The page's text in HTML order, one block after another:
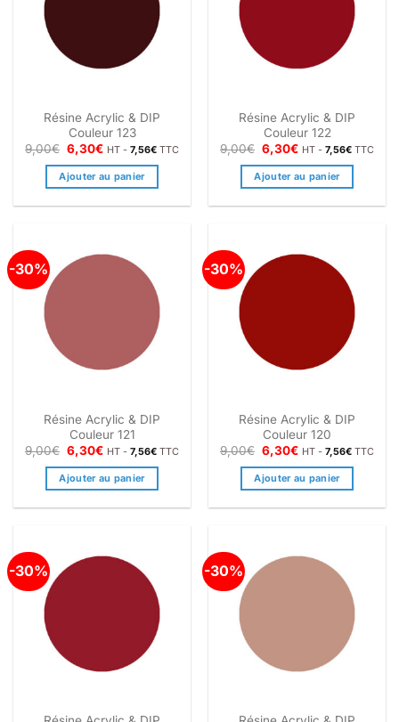
Résine Acrylic & DIP
Couleur 123
9,00€ Le
prix
initial
était :
6,30€Le
actuel
est :
HT -7,56€ TTC
Ajouter au panier
Résine Acrylic & DIP
Couleur 122
9,00€ Le
prix
initial
était :
6,30€Le
actuel
est :
HT -7,56€ TTC
Ajouter au panier
-30%
Résine Acrylic & DIP
Couleur 121
9,00€ Le
prix
initial
était :
6,30€Le
actuel
est :
HT -7,56€ TTC
Ajouter au panier
-30%
Résine Acrylic & DIP
Couleur 120
9,00€ Le
prix
initial
était :
6,30€Le
actuel
est :
HT -7,56€ TTC
Ajouter au panier
-30% -30%